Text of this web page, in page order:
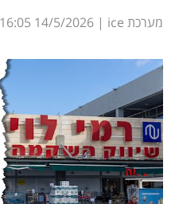
משפט
מדדים
ומחקרים
דעות
רכילות
עסקית
מערכת ice |
14/5/2026
16:05